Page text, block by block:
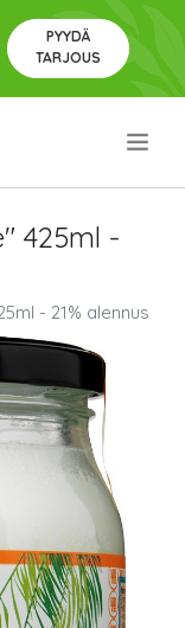
PYYDÄ
TARJOUS
425ml -
- 21% alennus